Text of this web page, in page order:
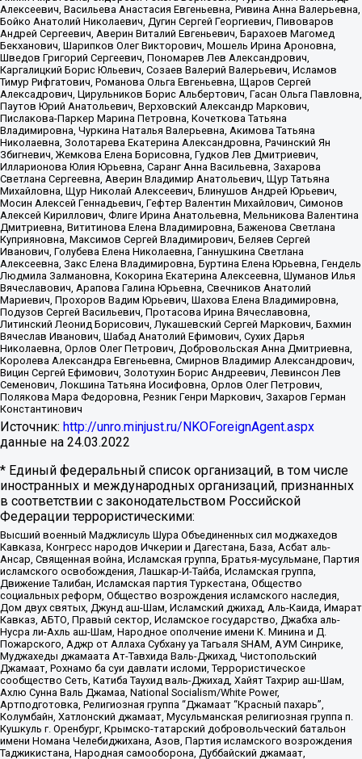
Алексеевич, Васильева Анастасия Евгеньевна, Ривина Анна Валерьевна,
Бойко Анатолий Николаевич, Дугин Сергей Георгиевич, Пивоваров
Андрей Сергеевич, Аверин Виталий Евгеньевич, Барахоев Магомед
Бекханович, Шарипков Олег Викторович, Мошель Ирина Ароновна,
Шведов Григорий Сергеевич, Пономарев Лев Александрович,
Каргалицкий Борис Юльевич, Созаев Валерий Валерьевич, Исламов
Тимур Рифгатович, Романова Ольга Евгеньевна, Щаров Сергей
Алексадрович, Цирульников Борис Альбертович, Гасан Ольга Павловна,
Паутов Юрий Анатольевич, Верховский Александр Маркович,
Пислакова-Паркер Марина Петровна, Кочеткова Татьяна
Владимировна, Чуркина Наталья Валерьевна, Акимова Татьяна
Николаевна, Золотарева Екатерина Александровна, Рачинский Ян
Збигневич, Жемкова Елена Борисовна, Гудков Лев Дмитриевич,
Илларионова Юлия Юрьевна, Саранг Анна Васильевна, Захарова
Светлана Сергеевна, Аверин Владимир Анатольевич, Щур Татьяна
Михайловна, Щур Николай Алексеевич, Блинушов Андрей Юрьевич,
Мосин Алексей Геннадьевич, Гефтер Валентин Михайлович, Симонов
Алексей Кириллович, Флиге Ирина Анатольевна, Мельникова Валентина
Дмитриевна, Вититинова Елена Владимировна, Баженова Светлана
Куприяновна, Максимов Сергей Владимирович, Беляев Сергей
Иванович, Голубева Елена Николаевна, Ганнушкина Светлана
Алексеевна, Закс Елена Владимировна, Буртина Елена Юрьевна, Гендель
Людмила Залмановна, Кокорина Екатерина Алексеевна, Шуманов Илья
Вячеславович, Арапова Галина Юрьевна, Свечников Анатолий
Мариевич, Прохоров Вадим Юрьевич, Шахова Елена Владимировна,
Подузов Сергей Васильевич, Протасова Ирина Вячеславовна,
Литинский Леонид Борисович, Лукашевский Сергей Маркович, Бахмин
Вячеслав Иванович, Шабад Анатолий Ефимович, Сухих Дарья
Николаевна, Орлов Олег Петрович, Добровольская Анна Дмитриевна,
Королева Александра Евгеньевна, Смирнов Владимир Александрович,
Вицин Сергей Ефимович, Золотухин Борис Андреевич, Левинсон Лев
Семенович, Локшина Татьяна Иосифовна, Орлов Олег Петрович,
Полякова Мара Федоровна, Резник Генри Маркович, Захаров Герман
Константинович
Источник: http://unro.minjust.ru/NKOForeignAgent.aspx
данные на 24.03.2022
* Единый федеральный список организаций, в том числе
иностранных и международных организаций, признанных
в соответствии с законодательством Российской
Федерации террористическими:
Высший военный Маджлисуль Шура Объединенных сил моджахедов
Кавказа, Конгресс народов Ичкерии и Дагестана, База, Асбат аль-
Ансар, Священная война, Исламская группа, Братья-мусульмане, Партия
исламского освобождения, Лашкар-И-Тайба, Исламская группа,
Движение Талибан, Исламская партия Туркестана, Общество
социальных реформ, Общество возрождения исламского наследия,
Дом двух святых, Джунд аш-Шам, Исламский джихад, Аль-Каида, Имарат
Кавказ, АБТО, Правый сектор, Исламское государство, Джабха аль-
Нусра ли-Ахль аш-Шам, Народное ополчение имени К. Минина и Д.
Пожарского, Аджр от Аллаха Субхану уа Тагьаля SHAM, АУМ Синрике,
Муджахеды джамаата Ат-Тавхида Валь-Джихад, Чистопольский
Джамаат, Рохнамо ба суи давлати исломи, Террористическое
сообщество Сеть, Катиба Таухид валь-Джихад, Хайят Тахрир аш-Шам,
Ахлю Сунна Валь Джамаа, National Socialism/White Power,
Артподготовка, Религиозная группа “Джамаат “Красный пахарь”,
Колумбайн, Хатлонский джамаат, Мусульманская религиозная группа п.
Кушкуль г. Оренбург, Крымско-татарский добровольческий батальон
имени Номана Челебиджихана, Азов, Партия исламского возрождения
Таджикистана, Народная самооборона, Дуббайский джамаат,